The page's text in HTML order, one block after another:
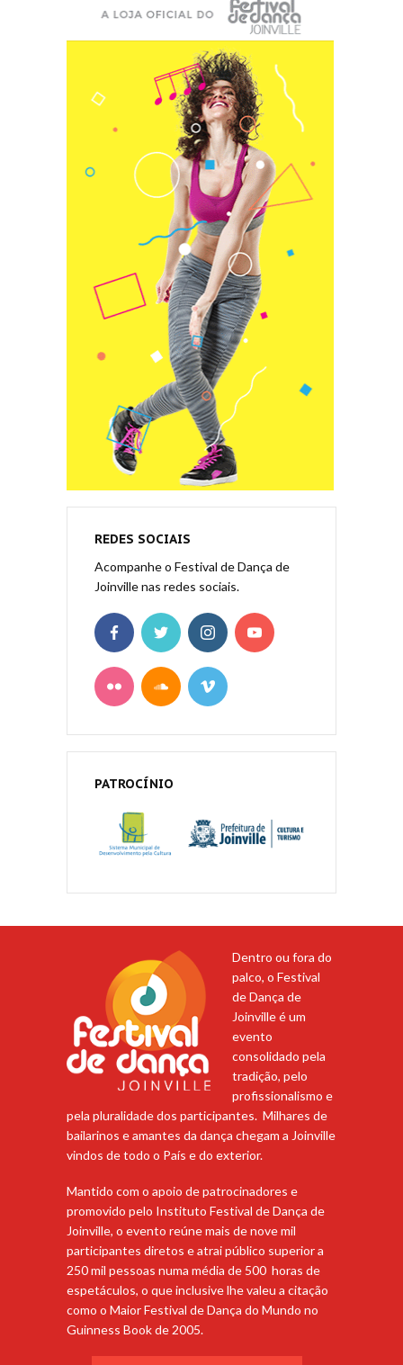
REDES SOCIAIS
Acompanhe o Festival de Dança de
Joinville nas redes sociais.
PATROCÍNIO
Dentro ou fora do
palco, o Festival
de Dança de
Joinville é um
evento
consolidado pela
tradição, pelo
profissionalismo e
pela pluralidade dos participantes. Milhares de
bailarinos e amantes da dança chegam a Joinville
vindos de todo o País e do exterior.
Mantido com o apoio de patrocinadores e
promovido pelo Instituto Festival de Dança de
Joinville, o evento reúne mais de nove mil
participantes diretos e atrai público superior a
250 mil pessoas numa média de 500 horas de
espetáculos, o que inclusive lhe valeu a citação
como o Maior Festival de Dança do Mundo no
Guinness Book de 2005.